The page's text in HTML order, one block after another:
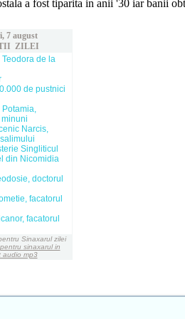
a fost tiparita in anii '30 iar banii
7 august
ZILEI
Teodora de la
de pustnici
Potamia,
Narcis,
Singliticul
din Nicomidia
doctorul
facatorul
facatorul
Sinaxarul zilei
sinaxarul in
audio mp3